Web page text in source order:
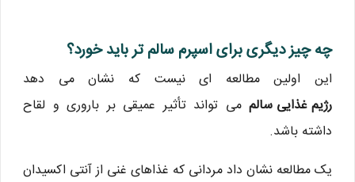
چه چیز دیگری برای اسپرم سالم تر باید خورد؟
این اولین مطالعه ای نیست که نشان می دهد
رژیم غذایی سالم می تواند تأثیر عمیقی بر باروری و لقاح
داشته باشد.
یک مطالعه نشان داد مردانی که غذاهای غنی از آنتی اکسیدان